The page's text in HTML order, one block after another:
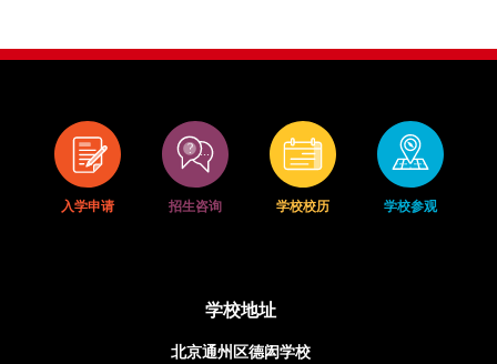
入学申请 招生咨询 学校校历 学校参观
学校地址
北京通州区德闳学校